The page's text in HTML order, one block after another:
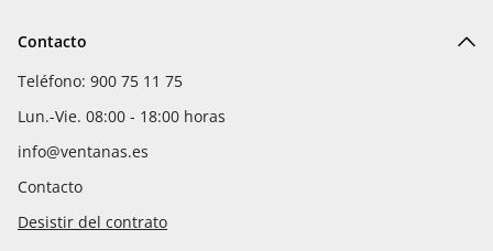
Contacto
Teléfono: 900 75 11 75
Lun.-Vie. 08:00 - 18:00 horas
info@ventanas.es
Contacto
Desistir del contrato